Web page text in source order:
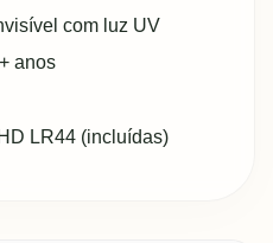
com luz UV
anos
LR44 (incluídas)